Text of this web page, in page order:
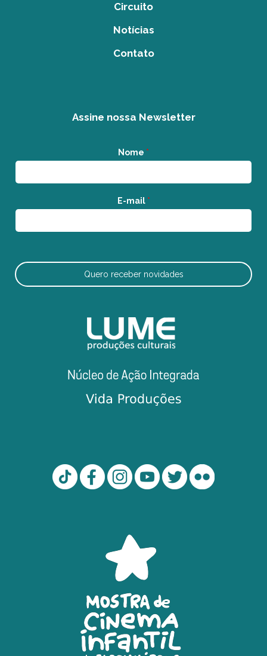
Circuito
Notícias
Contato
Assine nossa Newsletter
Nome *
E-mail *
Quero receber novidades